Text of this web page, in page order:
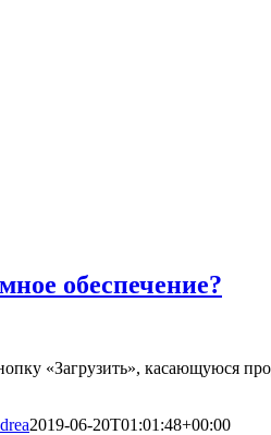
обеспечение?
«Загрузить», касающуюся
2019-06-20T01:01:48+00:00